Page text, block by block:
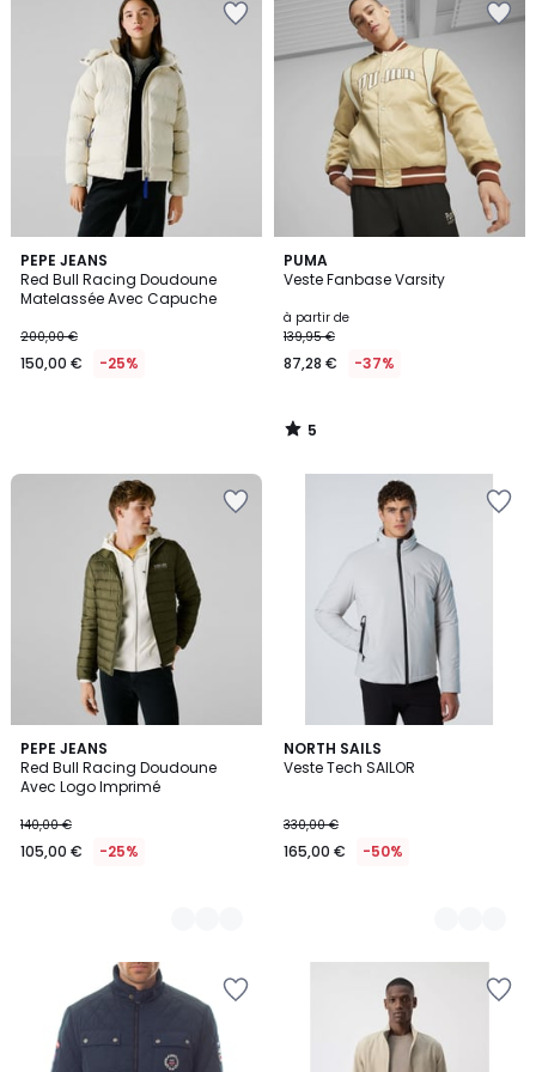
PEPE JEANS
Red Bull Racing Doudoune
Matelassée Avec Capuche
200,00 €
150,00 € -25%
PUMA
Veste Fanbase Varsity
à partir de
139,95 €
87,28 € -37%
5
/
5
/
PEPE JEANS
Red Bull Racing Doudoune
Avec Logo Imprimé
140,00 €
105,00 € -25%
2
Couleurs
NORTH SAILS
Veste Tech SAILOR
330,00 €
165,00 € -50%
3
Couleurs